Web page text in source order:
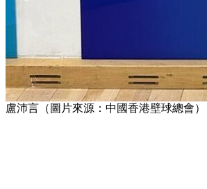
盧沛言（圖片來源：中國香港壁球總會）